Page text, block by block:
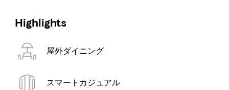
Highlights
屋外ダイニング
スマートカジュアル